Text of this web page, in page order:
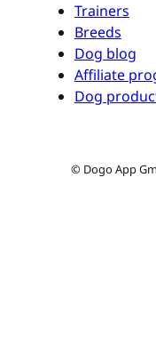
Trainers
Breeds
Dog blog
Affiliate
Dog
© Dogo App